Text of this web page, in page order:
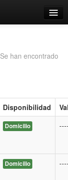
Se han encontrado
Disponibilidad
Domicilio
Domicilio